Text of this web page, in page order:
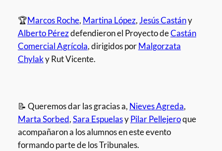
🏆Marcos Roche, Martina López, Jesús Castány
Alberto Pérezdefendieron el Proyecto deCastán
Comercial Agrícola, dirigidos porMalgorzata
Chylaky Rut Vicente.
📝 Queremos dar las gracias a, Nieves Agreda,
Marta Sorbed,Sara EspuelasyPilar Pellejeroque
acompañaron a los alumnos en este evento
formando parte de los Tribunales.